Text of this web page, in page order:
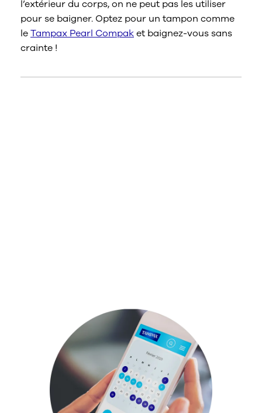
l’extérieur du corps, on ne peut pas les utiliser
pour se baigner. Optez pour un tampon comme
leTampax Pearl Compaket baignez-vous sans
crainte !